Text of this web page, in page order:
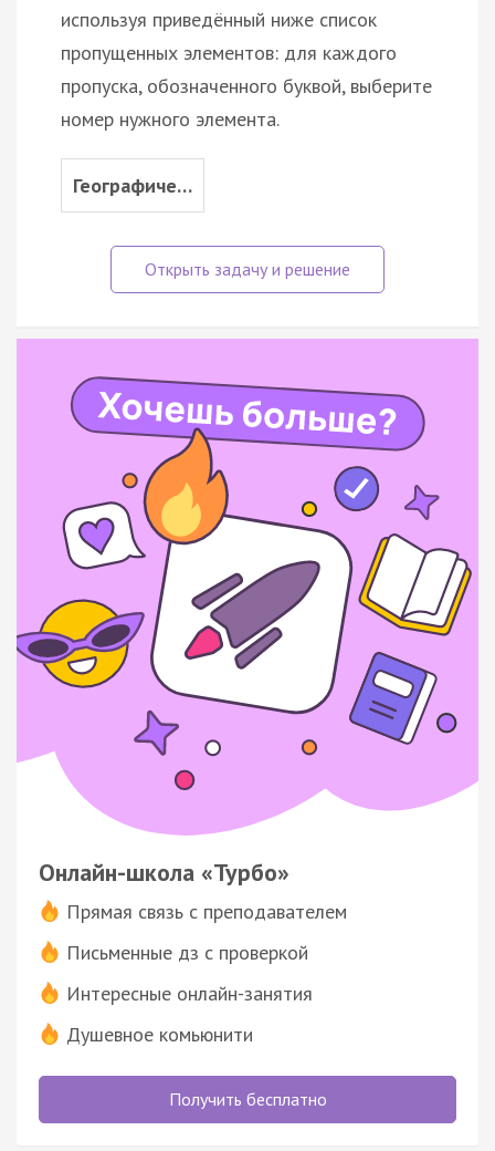
используя приведённый ниже список
пропущенных элементов: для каждого
пропуска, обозначенного буквой, выберите
номер нужного элемента.
Географиче…
Онлайн-школа «Турбо»
Прямая связь с преподавателем
Письменные дз с проверкой
Интересные онлайн-занятия
Душевное комьюнити
Получить бесплатно